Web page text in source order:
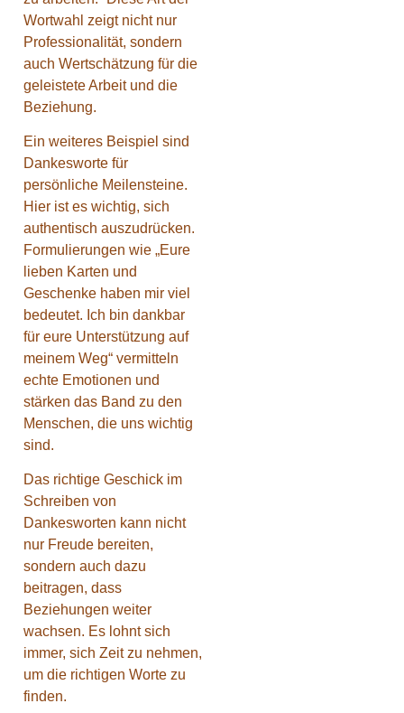
Wortwahl zeigt nicht nur
Professionalität, sondern
auch Wertschätzung für die
geleistete Arbeit und die
Beziehung.
Ein weiteres Beispiel sind
Dankesworte für
persönliche Meilensteine.
Hier ist es wichtig, sich
authentisch auszudrücken.
Formulierungen wie „Eure
lieben Karten und
Geschenke haben mir viel
bedeutet. Ich bin dankbar
für eure Unterstützung auf
meinem Weg“ vermitteln
echte Emotionen und
stärken das Band zu den
Menschen, die uns wichtig
sind.
Das richtige Geschick im
Schreiben von
Dankesworten kann nicht
nur Freude bereiten,
sondern auch dazu
beitragen, dass
Beziehungen weiter
wachsen. Es lohnt sich
immer, sich Zeit zu nehmen,
um die richtigen Worte zu
finden.